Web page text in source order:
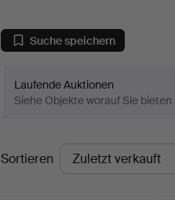
Suche speichern
Laufende Auktionen
Siehe Objekte worauf Sie bieten
Endpreise
Sortieren